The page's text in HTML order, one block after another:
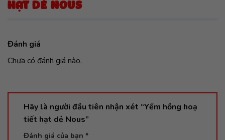
HẠT DẺ NOUS
Đánh giá
Chưa có đánh giá nào.
Hãy là người đầu tiên nhận xét “Yếm hồng hoạ
tiết hạt dẻ Nous”
Đánh giá của bạn *